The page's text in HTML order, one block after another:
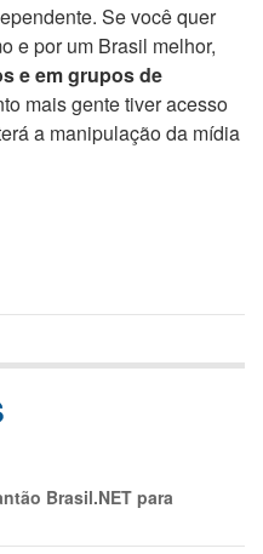
Se você quer
e por um Brasil melhor,
e em grupos de
mais gente tiver acesso
a manipulação da mídia
Brasil.NET para